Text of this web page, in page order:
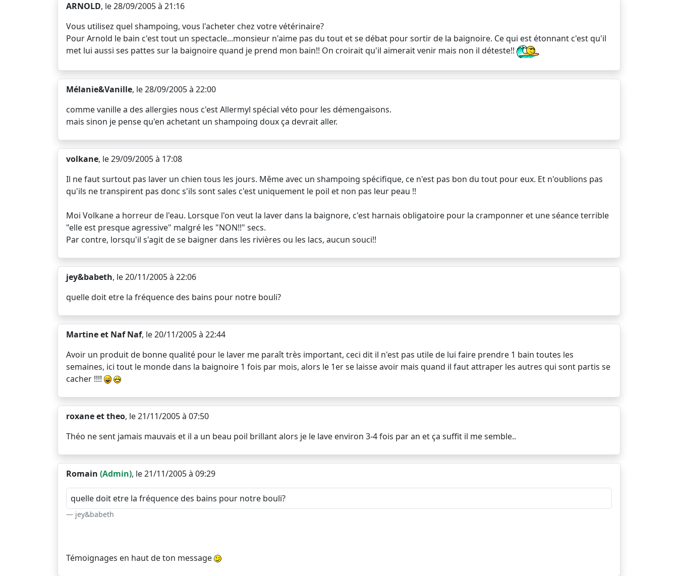
ARNOLD, le 28/09/2005 à 21:16
Vous utilisez quel shampoing, vous l'acheter chez votre vétérinaire?
Pour Arnold le bain c'est tout un spectacle...monsieur n'aime pas du tout et se débat pour sortir de la baignoire. Ce qui est étonnant c'est qu'il
met lui aussi ses pattes sur la baignoire quand je prend mon bain!! On croirait qu'il aimerait venir mais non il déteste!!
Mélanie&Vanille, le 28/09/2005 à 22:00
comme vanille a des allergies nous c'est Allermyl spécial véto pour les démengaisons.
mais sinon je pense qu'en achetant un shampoing doux ça devrait aller.
volkane, le 29/09/2005 à 17:08
Il ne faut surtout pas laver un chien tous les jours. Même avec un shampoing spécifique, ce n'est pas bon du tout pour eux. Et n'oublions pas
qu'ils ne transpirent pas donc s'ils sont sales c'est uniquement le poil et non pas leur peau !!
Moi Volkane a horreur de l'eau. Lorsque l'on veut la laver dans la baignore, c'est harnais obligatoire pour la cramponner et une séance terrible
"elle est presque agressive" malgré les "NON!!" secs.
Par contre, lorsqu'il s'agit de se baigner dans les rivières ou les lacs, aucun souci!!
jey&babeth, le 20/11/2005 à 22:06
quelle doit etre la fréquence des bains pour notre bouli?
Martine et Naf Naf, le 20/11/2005 à 22:44
Avoir un produit de bonne qualité pour le laver me paraît très important, ceci dit il n'est pas utile de lui faire prendre 1 bain toutes les
semaines, ici tout le monde dans la baignoire 1 fois par mois, alors le 1er se laisse avoir mais quand il faut attraper les autres qui sont partis se
cacher !!!!
roxane et theo, le 21/11/2005 à 07:50
Théo ne sent jamais mauvais et il a un beau poil brillant alors je le lave environ 3-4 fois par an et ça suffit il me semble..
Romain (Admin), le 21/11/2005 à 09:29
quelle doit etre la fréquence des bains pour notre bouli?
jey&babeth
Témoignages en haut de ton message